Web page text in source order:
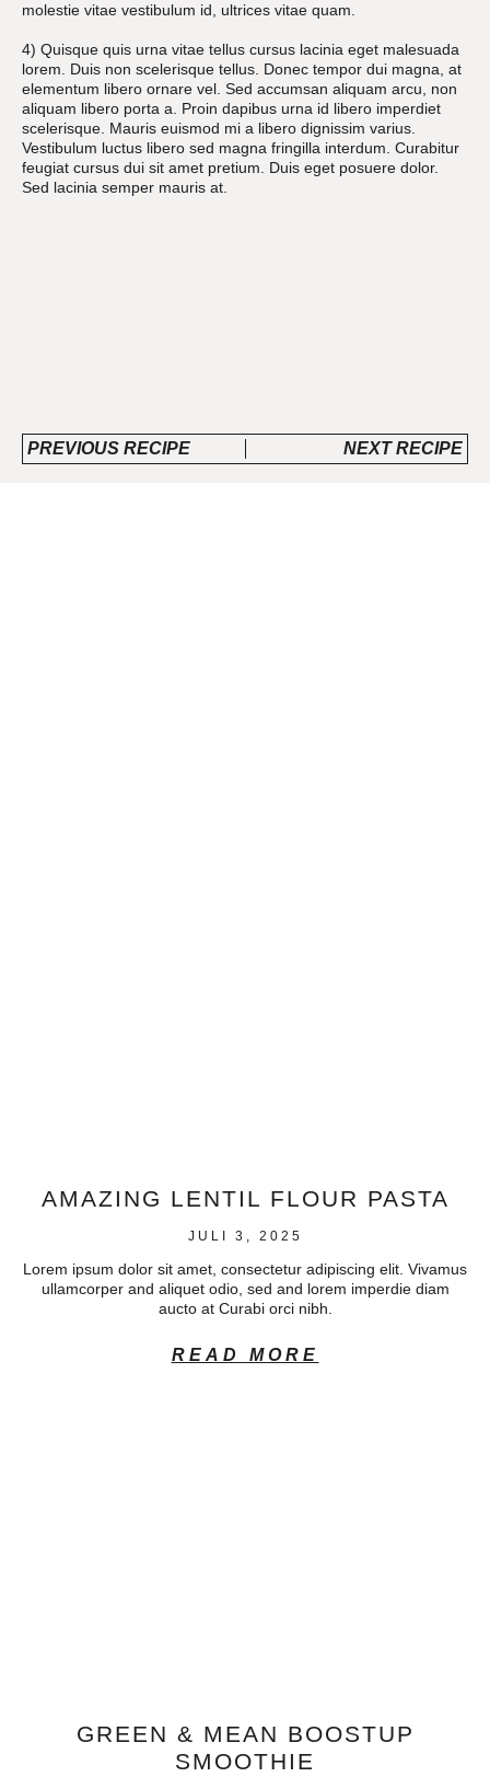
molestie vitae vestibulum id, ultrices vitae quam.
4) Quisque quis urna vitae tellus cursus lacinia eget malesuada
lorem. Duis non scelerisque tellus. Donec tempor dui magna, at
elementum libero ornare vel. Sed accumsan aliquam arcu, non
aliquam libero porta a. Proin dapibus urna id libero imperdiet
scelerisque. Mauris euismod mi a libero dignissim varius.
Vestibulum luctus libero sed magna fringilla interdum. Curabitur
feugiat cursus dui sit amet pretium. Duis eget posuere dolor.
Sed lacinia semper mauris at.
PREVIOUS RECIPE NEXT RECIPE
AMAZING LENTIL FLOUR PASTA
JULI 3, 2025
Lorem ipsum dolor sit amet, consectetur adipiscing elit. Vivamus
ullamcorper and aliquet odio, sed and lorem imperdie diam
aucto at Curabi orci nibh.
READ MORE
GREEN & MEAN BOOSTUP
SMOOTHIE